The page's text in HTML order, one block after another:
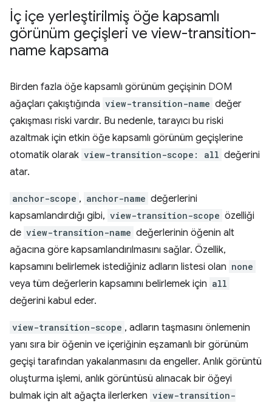
İç içe yerleştirilmiş öğe kapsamlı
görünüm geçişleri ve view-transition-
name kapsama
Birden fazla öğe kapsamlı görünüm geçişinin DOM
ağaçları çakıştığında view-transition-name değer
çakışması riski vardır. Bu nedenle, tarayıcı bu riski
azaltmak için etkin öğe kapsamlı görünüm geçişlerine
otomatik olarak view-transition-scope: all değerini
atar.
anchor-scope , anchor-name değerlerini
kapsamlandırdığı gibi, view-transition-scope özelliği
de view-transition-name değerlerinin öğenin alt
ağacına göre kapsamlandırılmasını sağlar. Özellik,
kapsamını belirlemek istediğiniz adların listesi olan none
veya tüm değerlerin kapsamını belirlemek için all
değerini kabul eder.
view-transition-scope , adların taşmasını önlemenin
yanı sıra bir öğenin ve içeriğinin eşzamanlı bir görünüm
geçişi tarafından yakalanmasını da engeller. Anlık görüntü
oluşturma işlemi, anlık görüntüsü alınacak bir öğeyi
bulmak için alt ağaçta ilerlerken view-transition-